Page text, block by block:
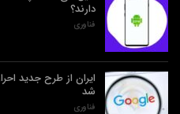
دارند؟
فناوری
ایران از طرح جدید
شد
فناوری